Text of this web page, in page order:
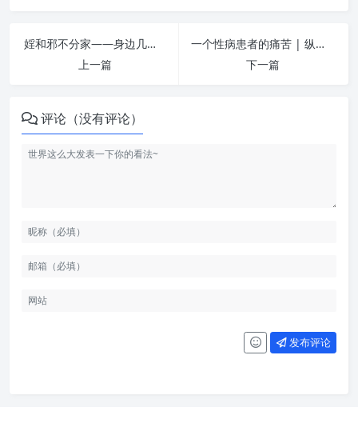
婬和邪不分家——身边几个损友的故事 | 纵欲危害
上一篇
一个性病患者的痛苦 | 纵欲危害
下一篇
评论（没有评论）
发布评论